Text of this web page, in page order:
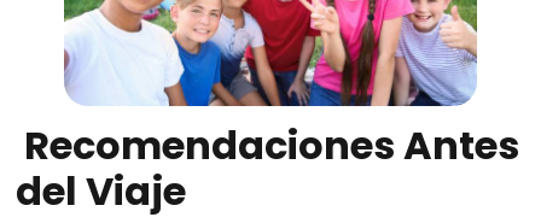
Recomendaciones Antes
del Viaje